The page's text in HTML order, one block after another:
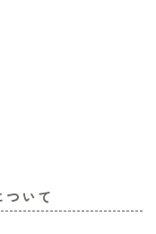
いて